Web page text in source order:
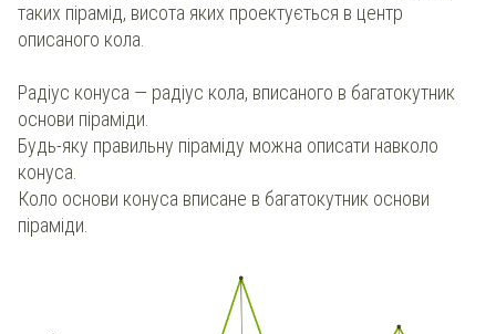
таких пірамід, висота яких проектується в центр
описаного кола.
Радіус конуса — радіус кола, вписаного в багатокутник
основи піраміди.
Будь-яку правильну піраміду можна описати навколо
конуса.
Коло основи конуса вписане в багатокутник основи
піраміди.